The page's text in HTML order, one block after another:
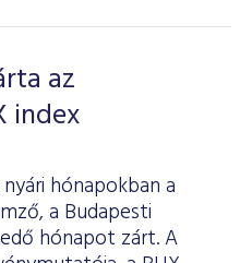
az
index
hónapokban a
a Budapesti
hónapot zárt. A